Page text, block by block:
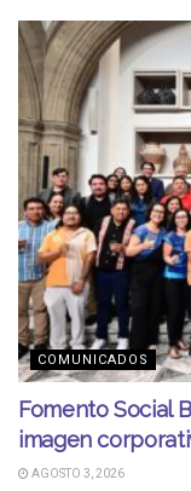
COMUNICADOS
Fomento Social
imagen
AGOSTO 3, 2026